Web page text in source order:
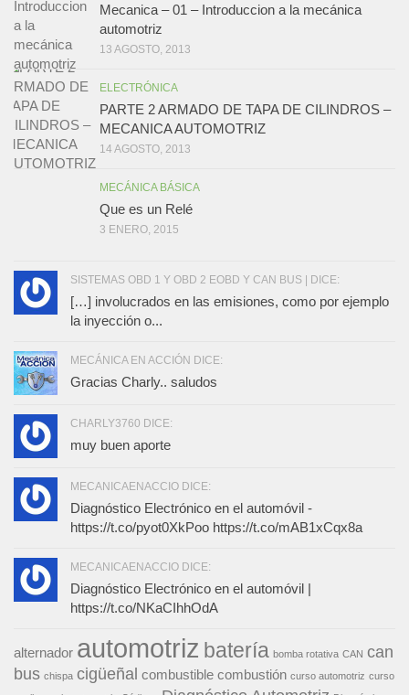
Mecanica – 01 – Introduccion a la mecánica
automotriz
13 AGOSTO, 2013
ELECTRÓNICA
PARTE 2 ARMADO DE TAPA DE CILINDROS –
MECANICA AUTOMOTRIZ
14 AGOSTO, 2013
MECÁNICA BÁSICA
Que es un Relé
3 ENERO, 2015
SISTEMAS OBD 1 Y OBD 2 EOBD Y CAN BUS | DICE:
[…] involucrados en las emisiones, como por ejemplo
la inyección o...
MECÁNICA EN ACCIÓN DICE:
Gracias Charly.. saludos
CHARLY3760 DICE:
muy buen aporte
MECANICAENACCIO DICE:
Diagnóstico Electrónico en el automóvil -
https://t.co/pyot0XkPoo https://t.co/mAB1xCqx8a
MECANICAENACCIO DICE:
Diagnóstico Electrónico en el automóvil |
https://t.co/NKaCIhhOdA
alternador automotriz batería bomba rotativa CAN can
bus chispa cigüeñal combustible combustión curso automotriz curso